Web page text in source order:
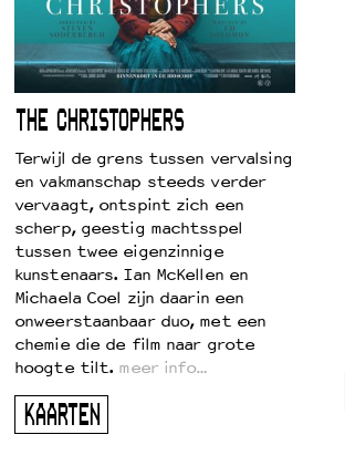
THE CHRISTOPHERS
Terwijl de grens tussen vervalsing
en vakmanschap steeds verder
vervaagt, ontspint zich een
scherp, geestig machtsspel
tussen twee eigenzinnige
kunstenaars. Ian McKellen en
Michaela Coel zijn daarin een
onweerstaanbaar duo, met een
chemie die de film naar grote
hoogte tilt. meer info…
KAARTEN